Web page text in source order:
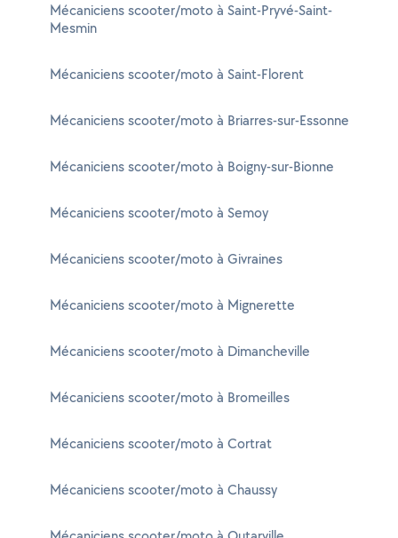
Mécaniciens scooter/moto à Saint-Pryvé-Saint-
Mesmin
Mécaniciens scooter/moto à Saint-Florent
Mécaniciens scooter/moto à Briarres-sur-Essonne
Mécaniciens scooter/moto à Boigny-sur-Bionne
Mécaniciens scooter/moto à Semoy
Mécaniciens scooter/moto à Givraines
Mécaniciens scooter/moto à Mignerette
Mécaniciens scooter/moto à Dimancheville
Mécaniciens scooter/moto à Bromeilles
Mécaniciens scooter/moto à Cortrat
Mécaniciens scooter/moto à Chaussy